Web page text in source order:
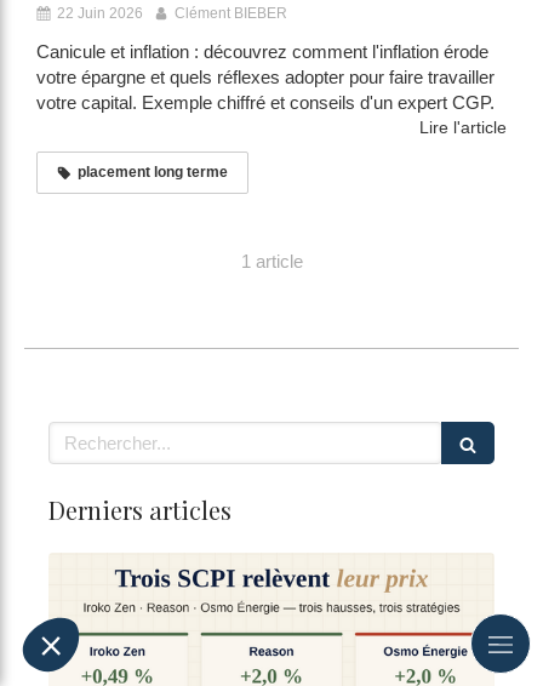
22 Juin 2026 Clément BIEBER
Canicule et inflation : découvrez comment l'inflation érode
votre épargne et quels réflexes adopter pour faire travailler
votre capital. Exemple chiffré et conseils d'un expert CGP.
Lire l'article
placement long terme
1 article
Rechercher
Derniers articles